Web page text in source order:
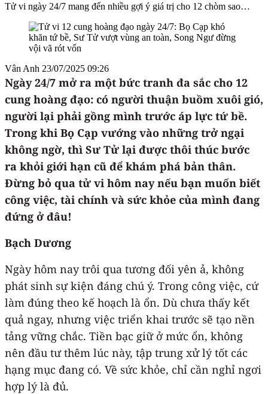
Tử vi ngày 24/7 mang đến nhiều gợi ý giá trị cho 12 chòm sao…
Vân Anh 23/07/2025 09:26
Ngày 24/7 mở ra một bức tranh đa sắc cho 12
cung hoàng đạo: có người thuận buồm xuôi gió,
người lại phải gồng mình trước áp lực tứ bề.
Trong khi Bọ Cạp vướng vào những trở ngại
không ngờ, thì Sư Tử lại được thôi thúc bước
ra khỏi giới hạn cũ để khám phá bản thân.
Đừng bỏ qua tử vi hôm nay nếu bạn muốn biết
công việc, tài chính và sức khỏe của mình đang
đứng ở đâu!
Bạch Dương
Ngày hôm nay trôi qua tương đối yên ả, không
phát sinh sự kiện đáng chú ý. Trong công việc, cứ
làm đúng theo kế hoạch là ổn. Dù chưa thấy kết
quả ngay, nhưng việc triển khai trước sẽ tạo nền
tảng vững chắc. Tiền bạc giữ ở mức ổn, không
nên đầu tư thêm lúc này, tập trung xử lý tốt các
hạng mục đang có. Về sức khỏe, chỉ cần nghỉ ngơi
hợp lý là đủ.